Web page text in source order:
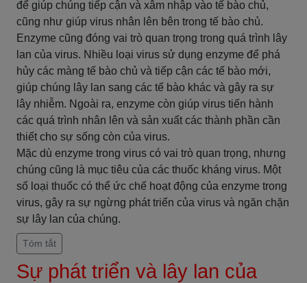
để giúp chúng tiếp cận và xâm nhập vào tế bào chủ,
cũng như giúp virus nhân lên bên trong tế bào chủ.
Enzyme cũng đóng vai trò quan trọng trong quá trình lây
lan của virus. Nhiều loại virus sử dụng enzyme để phá
hủy các màng tế bào chủ và tiếp cận các tế bào mới,
giúp chúng lây lan sang các tế bào khác và gây ra sự
lây nhiễm. Ngoài ra, enzyme còn giúp virus tiến hành
các quá trình nhân lên và sản xuất các thành phần cần
thiết cho sự sống còn của virus.
Mặc dù enzyme trong virus có vai trò quan trọng, nhưng
chúng cũng là mục tiêu của các thuốc kháng virus. Một
số loại thuốc có thể ức chế hoạt động của enzyme trong
virus, gây ra sự ngừng phát triển của virus và ngăn chặn
sự lây lan của chúng.
Tóm tắt
Sự phát triển và lây lan của